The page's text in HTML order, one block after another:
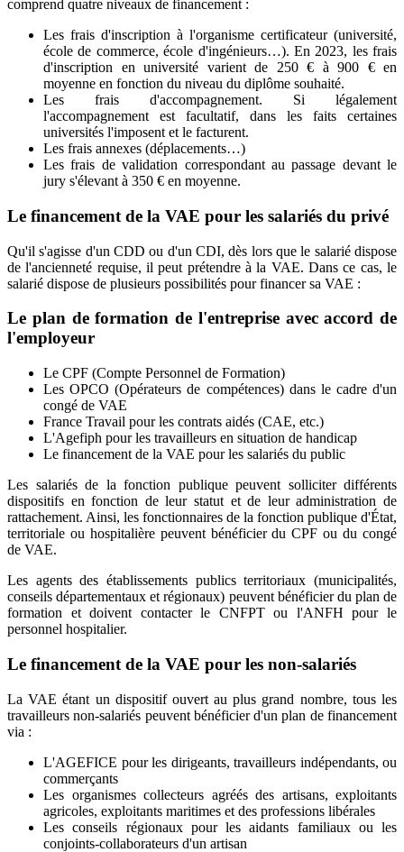
comprend quatre niveaux de financement :
Les frais d'inscription à l'organisme certificateur (université,
école de commerce, école d'ingénieurs…). En 2023, les frais
d'inscription en université varient de 250 € à 900 € en
moyenne en fonction du niveau du diplôme souhaité.
Les frais d'accompagnement. Si légalement
l'accompagnement est facultatif, dans les faits certaines
universités l'imposent et le facturent.
Les frais annexes (déplacements…)
Les frais de validation correspondant au passage devant le
jury s'élevant à 350 € en moyenne.
Le financement de la VAE pour les salariés du privé
Qu'il s'agisse d'un CDD ou d'un CDI, dès lors que le salarié dispose
de l'ancienneté requise, il peut prétendre à la VAE. Dans ce cas, le
salarié dispose de plusieurs possibilités pour financer sa VAE :
Le plan de formation de l'entreprise avec accord de
l'employeur
Le CPF (Compte Personnel de Formation)
Les OPCO (Opérateurs de compétences) dans le cadre d'un
congé de VAE
France Travail pour les contrats aidés (CAE, etc.)
L'Agefiph pour les travailleurs en situation de handicap
Le financement de la VAE pour les salariés du public
Les salariés de la fonction publique peuvent solliciter différents
dispositifs en fonction de leur statut et de leur administration de
rattachement. Ainsi, les fonctionnaires de la fonction publique d'État,
territoriale ou hospitalière peuvent bénéficier du CPF ou du congé
de VAE.
Les agents des établissements publics territoriaux (municipalités,
conseils départementaux et régionaux) peuvent bénéficier du plan de
formation et doivent contacter le CNFPT ou l'ANFH pour le
personnel hospitalier.
Le financement de la VAE pour les non-salariés
La VAE étant un dispositif ouvert au plus grand nombre, tous les
travailleurs non-salariés peuvent bénéficier d'un plan de financement
via :
L'AGEFICE pour les dirigeants, travailleurs indépendants, ou
commerçants
Les organismes collecteurs agréés des artisans, exploitants
agricoles, exploitants maritimes et des professions libérales
Les conseils régionaux pour les aidants familiaux ou les
conjoints-collaborateurs d'un artisan